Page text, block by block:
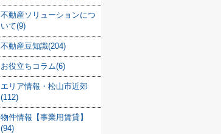
不動産ソリューションにつ
いて(9)
不動産豆知識(204)
お役立ちコラム(6)
エリア情報・松山市近郊
(112)
物件情報【事業用賃貸】
(94)